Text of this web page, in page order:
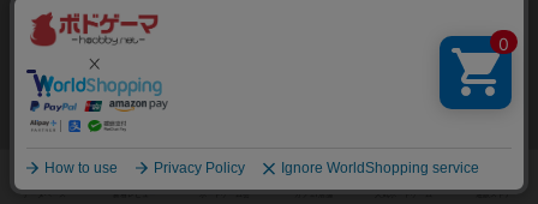
興味あり
163
持ってる